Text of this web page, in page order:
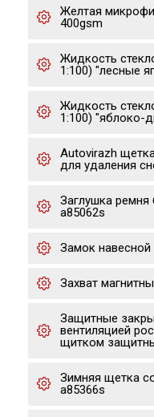
Желтая
400gsm
Жидкость
1:100) "лесные
Жидкость
1:100) "яблоко-
Autovirazh
для удаления
Заглушка
a85062s
Замок
Захват
Защитные
вентиляцией
щитком
Зимняя щетка
a85366s